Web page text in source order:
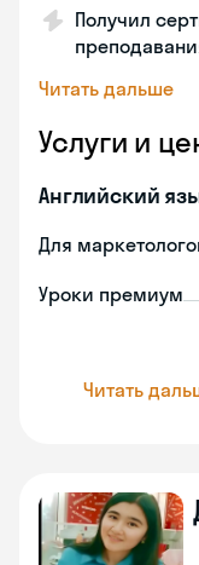
Получил
Читать дальше
Услуги и
Английский
Для
Уроки премиум
Читать